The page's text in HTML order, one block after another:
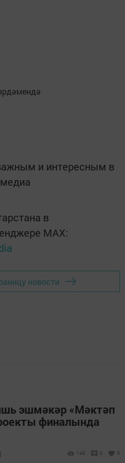
и интересным в
в
MАХ:
новости
эшмәкәр «Мәктәп
финалында
140 0 0